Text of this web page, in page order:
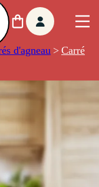
d'agneau > Carré